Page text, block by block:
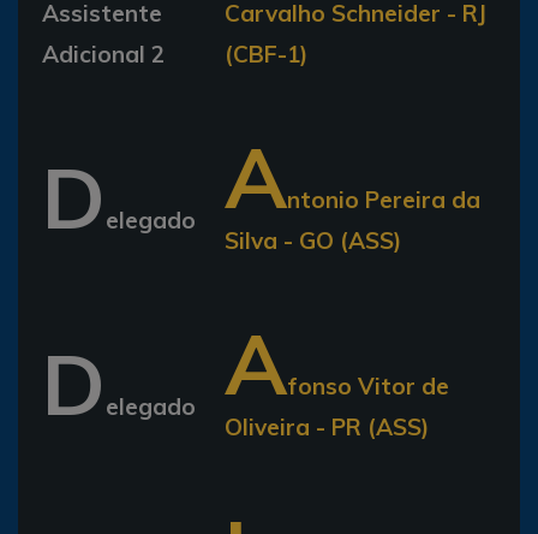
Assistente
Adicional 2
Carvalho Schneider - RJ
(CBF-1)
D elegado Antonio Pereira da
Silva - GO (ASS)
D elegado Afonso Vitor de
Oliveira - PR (ASS)